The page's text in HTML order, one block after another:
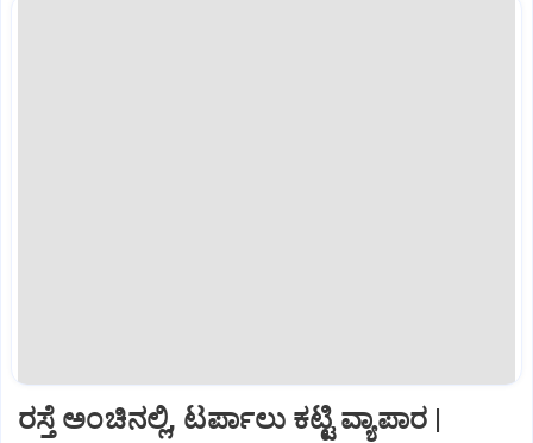
ರಸ್ತೆ ಅಂಚಿನಲ್ಲಿ, ಟರ್ಪಾಲು ಕಟ್ಟಿ ವ್ಯಾಪಾರ |